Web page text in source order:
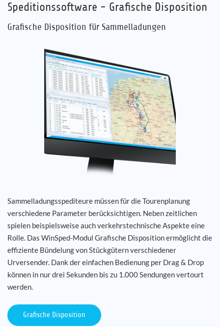
Speditionssoftware - Grafische Disposition
Grafische Disposition für Sammelladungen
Sammelladungsspediteure müssen für die Tourenplanung
verschiedene Parameter berücksichtigen. Neben zeitlichen
spielen beispielsweise auch verkehrstechnische Aspekte eine
Rolle. Das WinSped-Modul Grafische Disposition ermöglicht die
effiziente Bündelung von Stückgütern verschiedener
Urversender. Dank der einfachen Bedienung per Drag & Drop
können in nur drei Sekunden bis zu 1.000 Sendungen vertourt
werden.
Grafische Disposition